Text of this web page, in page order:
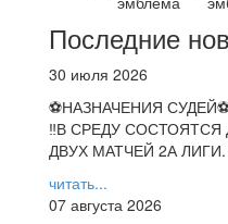
Последние
30 июля 2026
⚽НАЗНАЧЕНИЯ
‼В СРЕДУ
ДВУХ МАТЧЕЙ 2А
читать...
07 августа 2026